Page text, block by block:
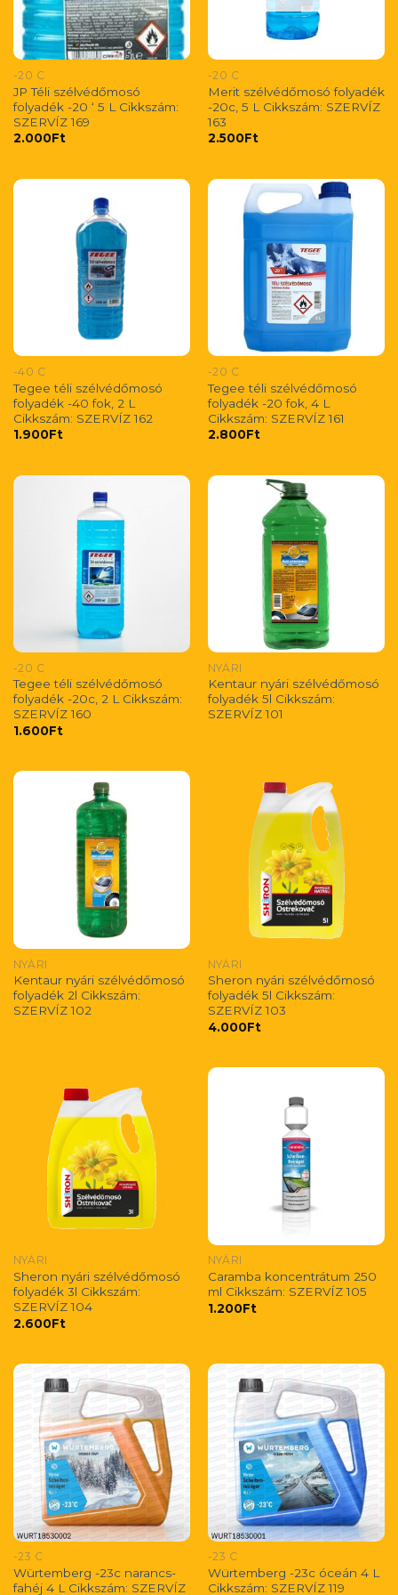
-20 C
JP Téli szélvédőmosó
folyadék -20 ‘ 5 L Cikkszám:
SZERVÍZ 169
2.000Ft
-20 C
Merit szélvédőmosó folyadék
-20c, 5 L Cikkszám: SZERVÍZ
163
2.500Ft
-40 C
Tegee téli szélvédőmosó
folyadék -40 fok, 2 L
Cikkszám: SZERVÍZ 162
1.900Ft
-20 C
Tegee téli szélvédőmosó
folyadék -20 fok, 4 L
Cikkszám: SZERVÍZ 161
2.800Ft
-20 C
Tegee téli szélvédőmosó
folyadék -20c, 2 L Cikkszám:
SZERVÍZ 160
1.600Ft
NYÁRI
Kentaur nyári szélvédőmosó
folyadék 5l Cikkszám:
SZERVÍZ 101
NYÁRI
Kentaur nyári szélvédőmosó
folyadék 2l Cikkszám:
SZERVÍZ 102
NYÁRI
Sheron nyári szélvédőmosó
folyadék 5l Cikkszám:
SZERVÍZ 103
4.000Ft
NYÁRI
Sheron nyári szélvédőmosó
folyadék 3l Cikkszám:
SZERVÍZ 104
2.600Ft
NYÁRI
Caramba koncentrátum 250
ml Cikkszám: SZERVÍZ 105
1.200Ft
-23 C
Würtemberg -23c narancs-
fahéj 4 L Cikkszám: SZERVÍZ
-23 C
Würtemberg -23c óceán 4 L
Cikkszám: SZERVÍZ 119